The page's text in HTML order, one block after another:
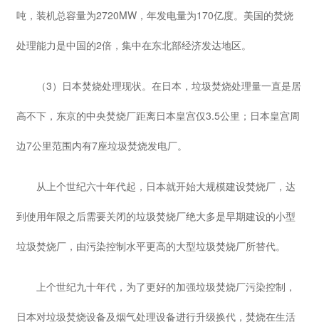
吨，装机总容量为2720MW，年发电量为170亿度。美国的焚烧
处理能力是中国的2倍，集中在东北部经济发达地区。
（3）日本焚烧处理现状。在日本，垃圾焚烧处理量一直是居
高不下，东京的中央焚烧厂距离日本皇宫仅3.5公里；日本皇宫周
边7公里范围内有7座垃圾焚烧发电厂。
从上个世纪六十年代起，日本就开始大规模建设焚烧厂，达
到使用年限之后需要关闭的垃圾焚烧厂绝大多是早期建设的小型
垃圾焚烧厂，由污染控制水平更高的大型垃圾焚烧厂所替代。
上个世纪九十年代，为了更好的加强垃圾焚烧厂污染控制，
日本对垃圾焚烧设备及烟气处理设备进行升级换代，焚烧在生活